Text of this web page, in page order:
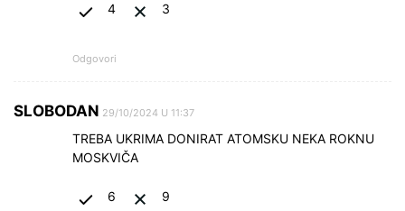
4 3
Odgovori
SLOBODAN 29/10/2024 U 11:37
TREBA UKRIMA DONIRAT ATOMSKU NEKA ROKNU
MOSKVIČA
6 9